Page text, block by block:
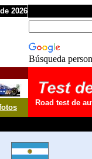
2026
Búsqueda
Road test de